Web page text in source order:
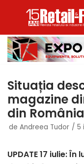
la
conținut
Situația
magazine
din
de Andreea Tudor 5
UPDATE 17 iulie: